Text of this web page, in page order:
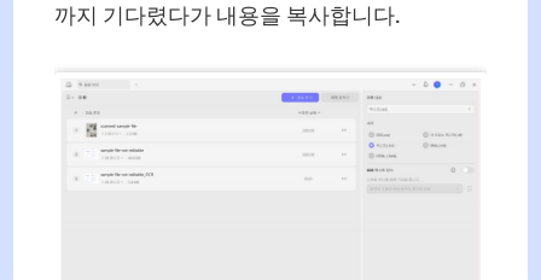
까지 기다렸다가 내용을 복사합니다.